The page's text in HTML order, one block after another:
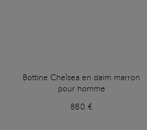
Bottine Chelsea en daim marron
pour homme
860 €